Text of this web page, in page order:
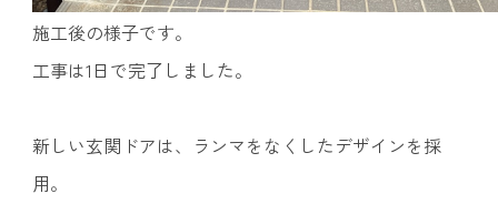
施工後の様子です。
工事は1日で完了しました。
新しい玄関ドアは、ランマをなくしたデザインを採
用。